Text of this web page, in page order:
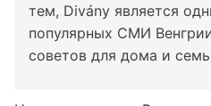
тем, Divány является
популярных СМИ
советов для дома и